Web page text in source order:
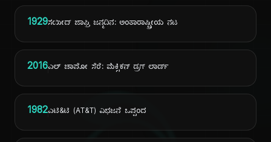
1929ಸಯೀದ್ ಜಾಫ್ರಿ ಜನ್ಮದಿನ: ಅಂತಾರಾಷ್ಟ್ರೀಯ ನಟ
2016ಎಲ್ ಚಾಪೋ ಸೆರೆ: ಮೆಕ್ಸಿಕನ್ ಡ್ರಗ್ ಲಾರ್ಡ್
1982ಎಟಿ&ಟಿ (AT&T) ವಿಭಜನೆ ಒಪ್ಪಂದ